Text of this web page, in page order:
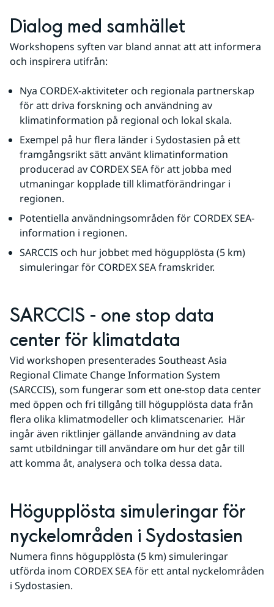
Dialog med samhället
Workshopens syften var bland annat att att informera
och inspirera utifrån:
Nya CORDEX-aktiviteter och regionala partnerskap
för att driva forskning och användning av
klimatinformation på regional och lokal skala.
Exempel på hur flera länder i Sydostasien på ett
framgångsrikt sätt använt klimatinformation
producerad av CORDEX SEA för att jobba med
utmaningar kopplade till klimatförändringar i
regionen.
Potentiella användningsområden för CORDEX SEA-
information i regionen.
SARCCIS och hur jobbet med högupplösta (5 km)
simuleringar för CORDEX SEA framskrider.
SARCCIS - one stop data
center för klimatdata
Vid workshopen presenterades Southeast Asia
Regional Climate Change Information System
(SARCCIS), som fungerar som ett one‑stop data center
med öppen och fri tillgång till högupplösta data från
flera olika klimatmodeller och klimatscenarier.  Här
ingår även riktlinjer gällande användning av data
samt utbildningar till användare om hur det går till
att komma åt, analysera och tolka dessa data.
Högupplösta simuleringar för
nyckelområden i Sydostasien
Numera finns högupplösta (5 km) simuleringar
utförda inom CORDEX SEA för ett antal nyckelområden
i Sydostasien.